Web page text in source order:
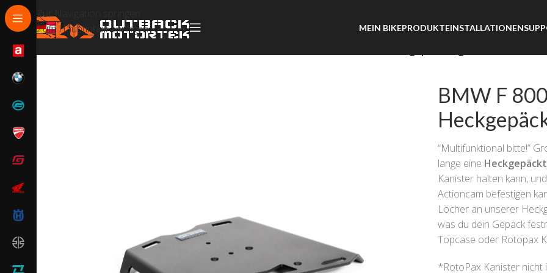
Zur Navigation springen
Zum Hauptinhalt springen
MEIN BIKEPRODUKTEINSTALLATIONEN
BMW F
“Multifunktional bitte!”
lange eine
Kanister halten kann,
Actioncam befestigen
Löcher an unserer
was du dein Gepäck
Topcase oder Rotopax
*RotoPax Kanister nicht